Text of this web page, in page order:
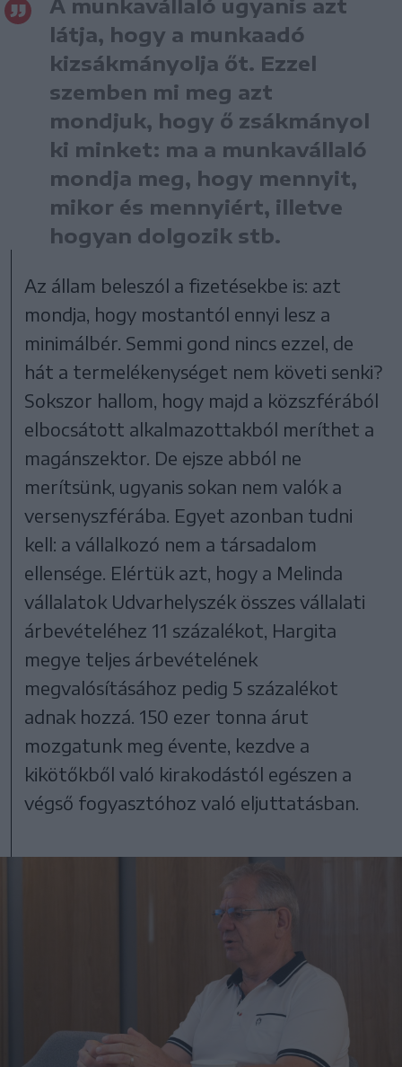
A munkavállaló ugyanis azt
látja, hogy a munkaadó
kizsákmányolja őt. Ezzel
szemben mi meg azt
mondjuk, hogy ő zsákmányol
ki minket: ma a munkavállaló
mondja meg, hogy mennyit,
mikor és mennyiért, illetve
hogyan dolgozik stb.
Az állam beleszól a fizetésekbe is: azt
mondja, hogy mostantól ennyi lesz a
minimálbér. Semmi gond nincs ezzel, de
hát a termelékenységet nem követi senki?
Sokszor hallom, hogy majd a közszférából
elbocsátott alkalmazottakból meríthet a
magánszektor. De ejsze abból ne
merítsünk, ugyanis sokan nem valók a
versenyszférába. Egyet azonban tudni
kell: a vállalkozó nem a társadalom
ellensége. Elértük azt, hogy a Melinda
vállalatok Udvarhelyszék összes vállalati
árbevételéhez 11 százalékot, Hargita
megye teljes árbevételének
megvalósításához pedig 5 százalékot
adnak hozzá. 150 ezer tonna árut
mozgatunk meg évente, kezdve a
kikötőkből való kirakodástól egészen a
végső fogyasztóhoz való eljuttatásban.